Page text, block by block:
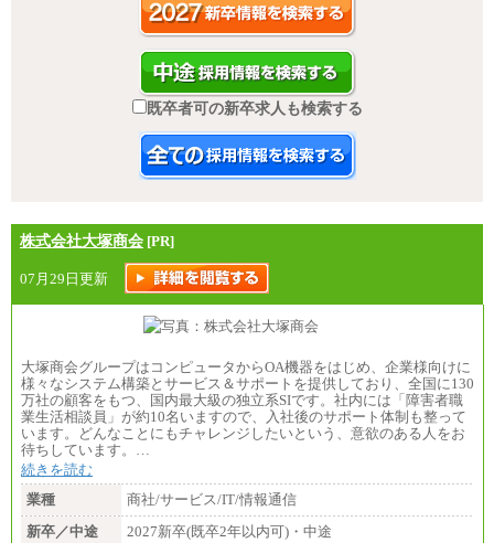
既卒者可の新卒求人も検索する
株式会社大塚商会 [PR]
07月29日更新
大塚商会グループはコンピュータからOA機器をはじめ、企業様向けに
様々なシステム構築とサービス＆サポートを提供しており、全国に130
万社の顧客をもつ、国内最大級の独立系SIです。社内には「障害者職
業生活相談員」が約10名いますので、入社後のサポート体制も整って
います。どんなことにもチャレンジしたいという、意欲のある人をお
待ちしています。…
続きを読む
業種
商社/サービス/IT/情報通信
新卒／中途
2027新卒(既卒2年以内可)・中途